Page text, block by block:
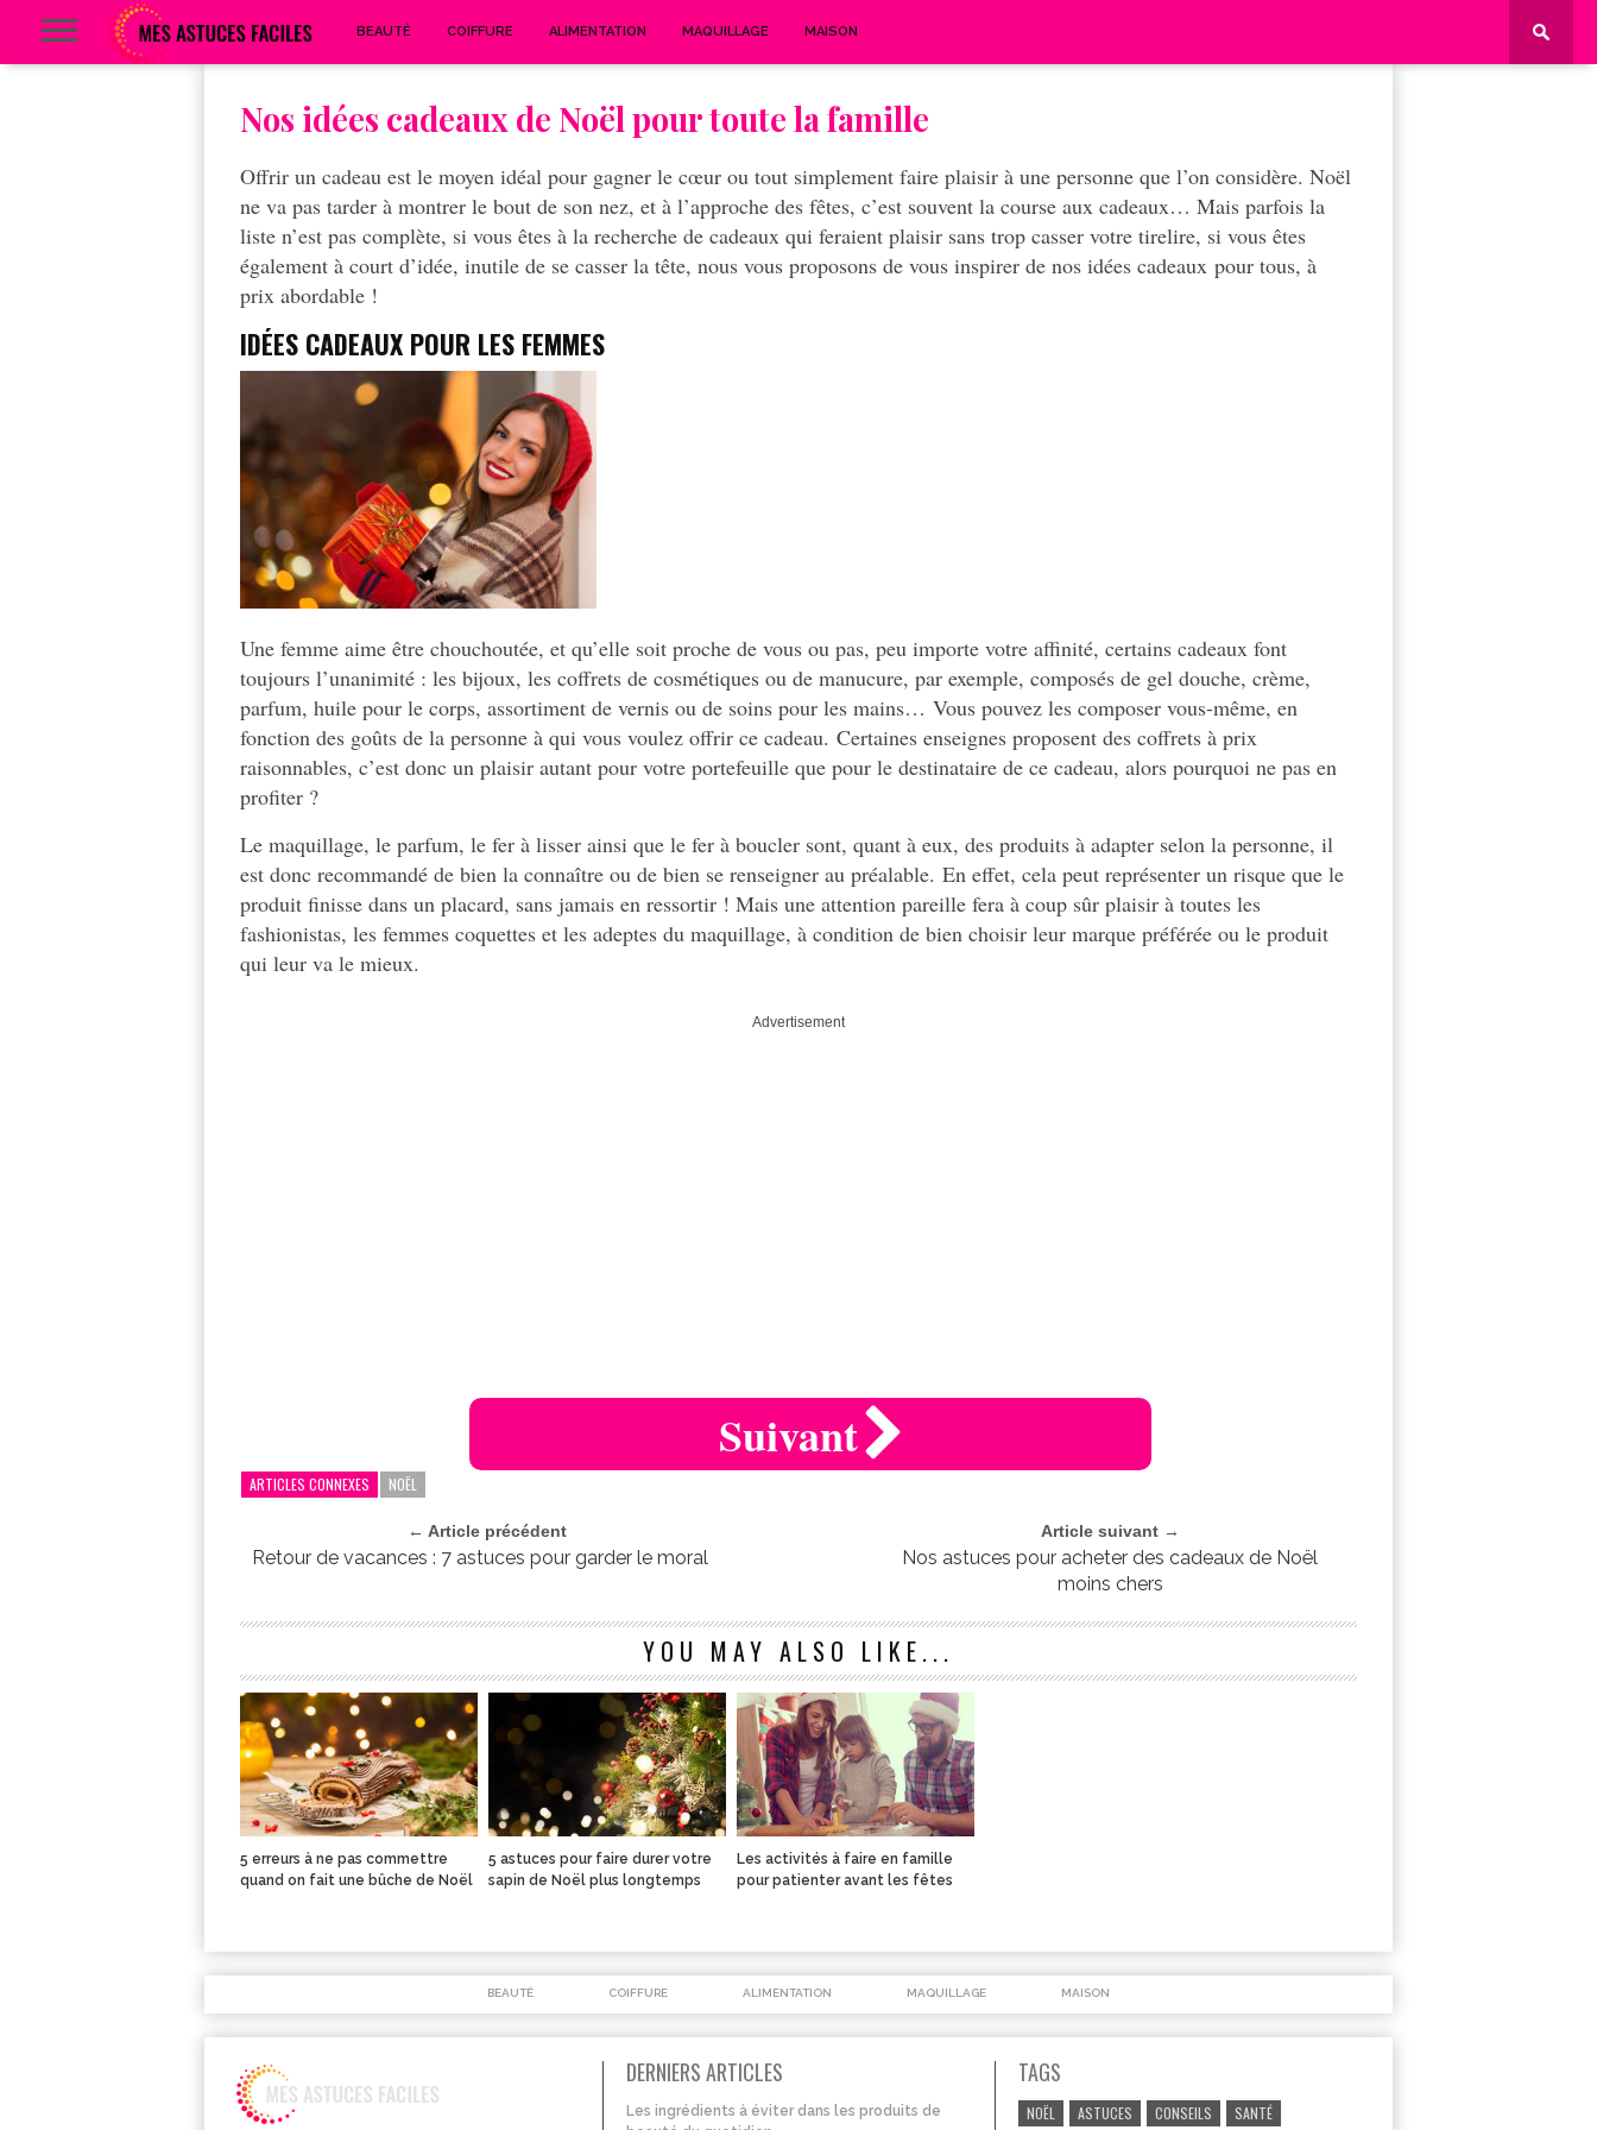
BEAUTÉ COIFFURE ALIMENTATION MAQUILLAGE MAISON
Nos idées cadeaux de Noël pour toute la famille
Offrir un cadeau est le moyen idéal pour gagner le cœur ou tout simplement faire plaisir à une personne que l’on considère. Noël
ne va pas tarder à montrer le bout de son nez, et à l’approche des fêtes, c’est souvent la course aux cadeaux… Mais parfois la
liste n’est pas complète, si vous êtes à la recherche de cadeaux qui feraient plaisir sans trop casser votre tirelire, si vous êtes
également à court d’idée, inutile de se casser la tête, nous vous proposons de vous inspirer de nos idéescadeaux pour tous, à
prix abordable !
IDÉES CADEAUX POUR LES FEMMES
Une femme aime être chouchoutée, et qu’elle soit proche de vous ou pas, peu importe votre affinité, certains cadeaux font
toujours l’unanimité : les bijoux, les coffrets de cosmétiques ou de manucure, par exemple, composés de geldouche, crème,
parfum, huile pour le corps, assortiment de vernis ou de soins pour les mains… Vous pouvez les composer vous-même, en
fonction des goûts de la personne à qui vous voulez offrir ce cadeau. Certaines enseignes proposent des coffrets à prix
raisonnables, c’est donc un plaisir autant pour votre portefeuille que pour le destinataire de ce cadeau, alors pourquoi ne pas en
profiter ?
Le maquillage, le parfum, le fer à lisser ainsi que le fer à boucler sont, quant à eux, des produits à adapter selon la personne, il
est donc recommandé de bien la connaître ou de bien se renseigner au préalable. En effet, cela peut représenter un risque que le
produit finisse dans un placard, sans jamais en ressortir ! Mais une attention pareille fera à coup sûr plaisir à toutes les
fashionistas, les femmes coquettes et les adeptes du maquillage, à condition de bien choisir leur marque préférée ou le produit
qui leur va le mieux.
Advertisement
Suivant
ARTICLES CONNEXES NOËL
← Article précédent
Retour de vacances : 7 astuces pour garder le moral
Article suivant →
Nos astuces pour acheter des cadeaux de Noël
moins chers
YOU MAY ALSO LIKE...
5 erreurs à ne pas commettre
quand on fait une bûche de Noël
5 astuces pour faire durer votre
sapin de Noël plus longtemps
Les activités à faire en famille
pour patienter avant les fêtes
BEAUTÉ COIFFURE ALIMENTATION MAQUILLAGE MAISON
DERNIERS ARTICLES
Les ingrédients à éviter dans les produits de
TAGS
NOËL ASTUCES CONSEILS SANTÉ